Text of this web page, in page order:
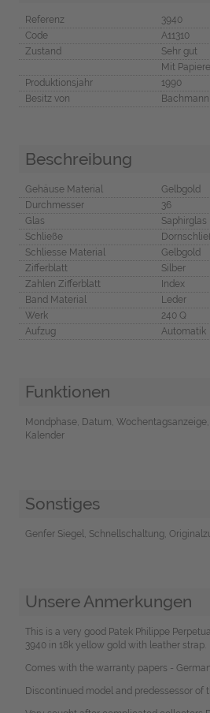
Referenz
3940
Code
A11310
Zustand
Sehr gut
Mit
Produktionsjahr
1990
Besitz von
Beschreibung
Gehäuse Material
Gelbgold
Durchmesser
36
Glas
Saphirglas
Schließe
Schliesse Material
Gelbgold
Zifferblatt
Silber
Zahlen Zifferblatt
Index
Band Material
Leder
Werk
240 Q
Aufzug
Automatik
Funktionen
Mondphase, Datum,
Kalender
Sonstiges
Genfer Siegel, Schnellschaltung,
Unsere Anmerkungen
This is a very good Patek Philippe
3940 in 18k yellow gold with leather strap.
Comes with the warranty papers -
Discontinued model and predessessor of